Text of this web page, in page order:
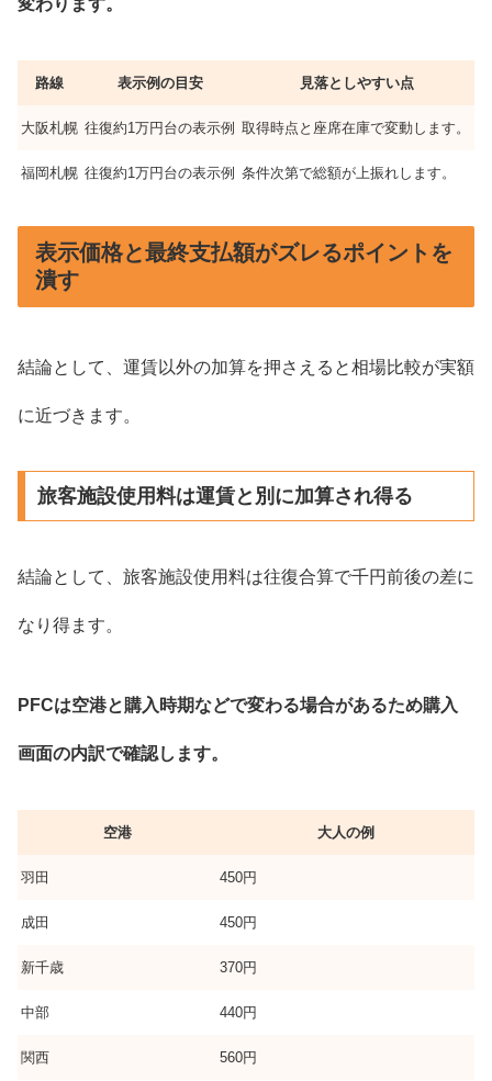
路線 表示例の目安 見落としやすい点
大阪札幌 往復約1万円台の表示例 取得時点と座席在庫で変動します。
福岡札幌 往復約1万円台の表示例 条件次第で総額が上振れします。
表示価格と最終支払額がズレるポイントを
潰す
結論として、運賃以外の加算を押さえると相場比較が実額
に近づきます。
旅客施設使用料は運賃と別に加算され得る
結論として、旅客施設使用料は往復合算で千円前後の差に
なり得ます。
PFCは空港と購入時期などで変わる場合があるため購入
画面の内訳で確認します。
空港 大人の例
羽田 450円
成田 450円
新千歳 370円
中部 440円
関西 560円